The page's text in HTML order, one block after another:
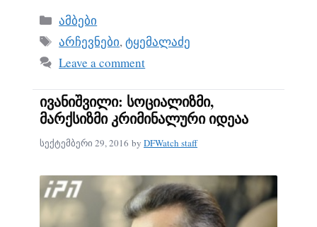
bo
ok
ail
Categories
ამბები
Tags
არჩევნები,ტყემალაძე
Leave a comment
ივანიშვილი: სოციალიზმი,
მარქსიზმი კრიმინალური იდეაა
სექტემბერი 29, 2016 by DFWatch staff